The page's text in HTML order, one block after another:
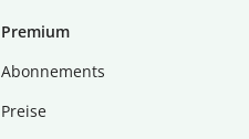
Premium
Abon­ne­ments
Preise